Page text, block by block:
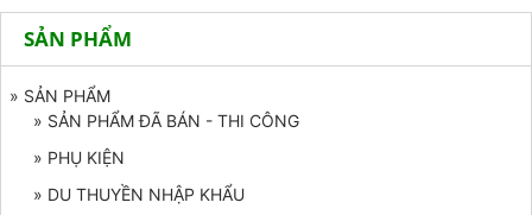
SẢN PHẨM
» SẢN PHẨM
» SẢN PHẨM ĐÃ BÁN - THI CÔNG
» PHỤ KIỆN
» DU THUYỀN NHẬP KHẨU